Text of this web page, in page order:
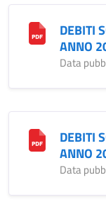
DEBITI
ANNO
Data
DEBITI
ANNO
Data